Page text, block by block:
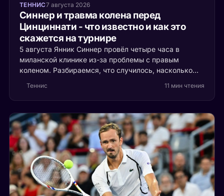
ТЕННИС7 августа 2026
Синнер и травма колена перед
Цинциннати - что известно и как это
скажется на турнире
5 августа Янник Синнер провёл четыре часа в
миланской клинике из-за проблемы с правым
коленом. Разбираемся, что случилось, насколько
Теннис 11 мин чтения